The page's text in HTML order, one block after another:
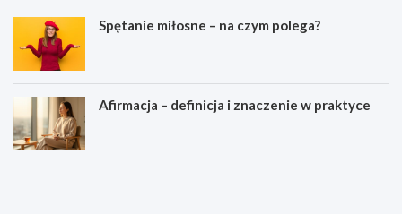
Spętanie miłosne – na czym polega?
Afirmacja – definicja i znaczenie w praktyce
M
Z